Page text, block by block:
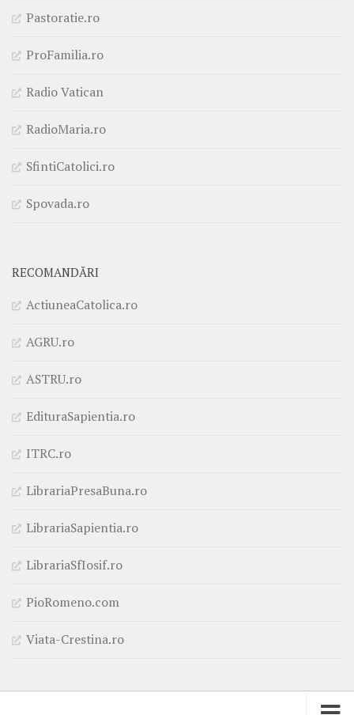
Pastoratie.ro
ProFamilia.ro
Radio Vatican
RadioMaria.ro
SfintiCatolici.ro
Spovada.ro
RECOMANDĂRI
ActiuneaCatolica.ro
AGRU.ro
ASTRU.ro
EdituraSapientia.ro
ITRC.ro
LibrariaPresaBuna.ro
LibrariaSapientia.ro
LibrariaSfIosif.ro
PioRomeno.com
Viata-Crestina.ro